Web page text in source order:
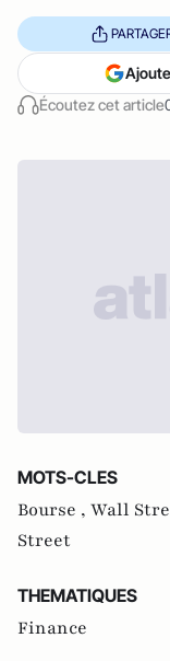
Écoutez cet article
MOTS-CLES
Bourse , Wall
Street
THEMATIQUES
Finance